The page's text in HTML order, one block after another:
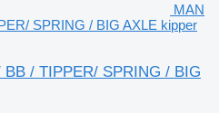
MAN
SPRING / BIG AXLE kipper
/ TIPPER/ SPRING / BIG